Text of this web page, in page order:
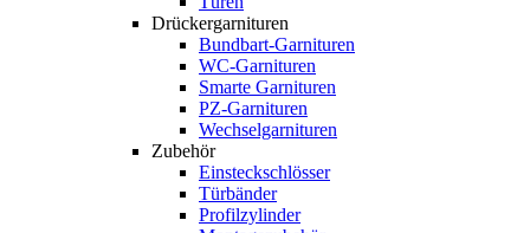
Drückergarnituren
Bundbart-Garnituren
WC-Garnituren
Smarte Garnituren
PZ-Garnituren
Wechselgarnituren
Zubehör
Einsteckschlösser
Türbänder
Profilzylinder